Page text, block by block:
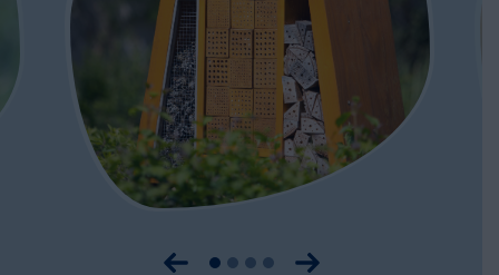
Anterior imatge Següent imatge